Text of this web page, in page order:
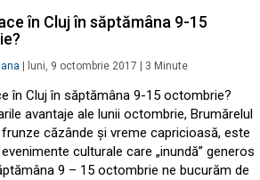
în Cluj în săptămâna 9-15
luni, 9 octombrie 2017 3 Minute
în Cluj în săptămâna 9-15 octombrie?
avantaje ale lunii octombrie, Brumărelul
căzânde și vreme capricioasă, este
culturale care „inundă” generos
9 – 15 octombrie ne bucurăm de